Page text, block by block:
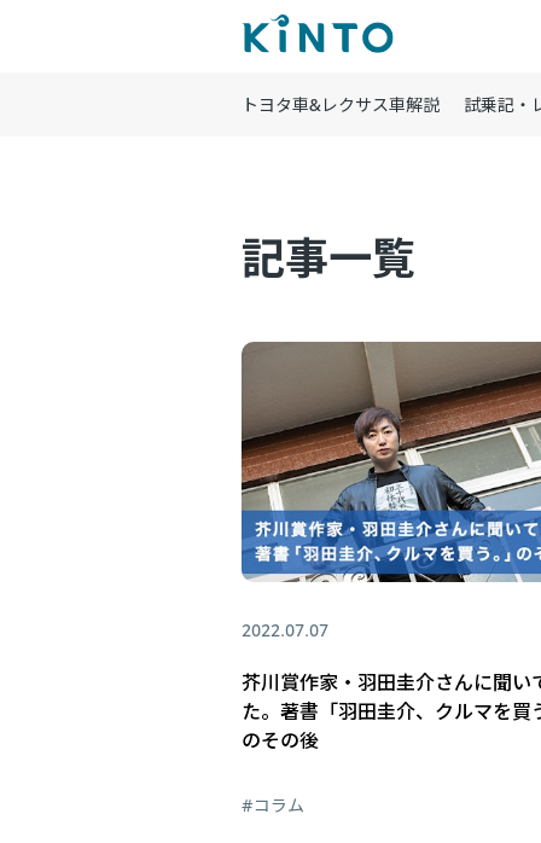
トヨタ車&レクサス車解説 試乗記・
記事一覧
2022.07.07
芥川賞作家・羽田圭介さんに聞い
た。著書「羽田圭介、クルマを買
のその後
#コラム